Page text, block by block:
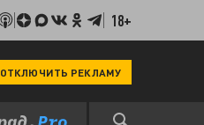
18+
ОТКЛЮЧИТЬ РЕКЛАМУ